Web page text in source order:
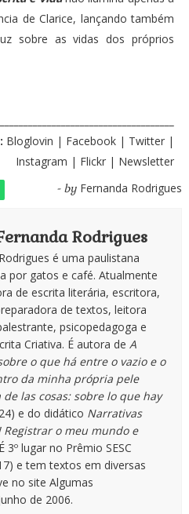
de Clarice, lançando também
sobre as vidas dos próprios
Bloglovin | Facebook | Twitter |
Instagram | Flickr | Newsletter
- by Fernanda Rodrigues
Rodrigues
é uma paulistana
por gatos e café. Atualmente
de escrita literária, escritora,
de textos, leitora
psicopedagoga e
Criativa. É autora de A
o que há entre o vazio e o
da minha própria pele
las cosas: sobre lo que hay
e do didático Narrativas
o meu mundo e
3º lugar no Prêmio SESC
e tem textos em diversas
no site Algumas
de 2006.